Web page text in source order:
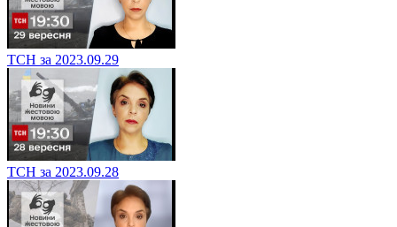
ТСН за 2023.09.29
ТСН за 2023.09.28